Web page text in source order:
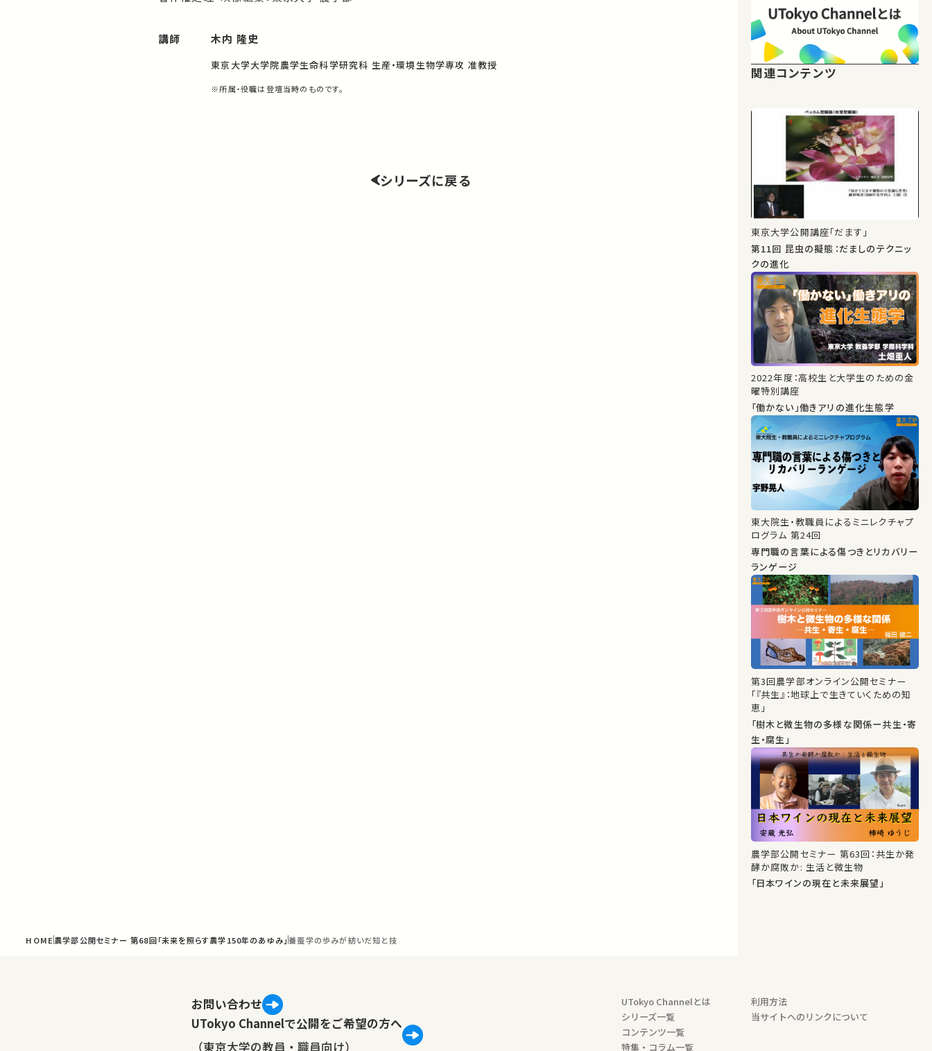
講師 木内 隆史
東京大学大学院農学生命科学研究科 生産・環境生物学専攻 准教授
※所属・役職は登壇当時のものです。
シリーズに戻る
HOME 農学部公開セミナー 第68回「未来を照らす農学150年のあゆみ」 養蚕学の歩みが紡いだ知と技
雄蚕飼育技術の開
発、農業害虫の制御
関連コンテンツ
東京大学公開講座「だます」
第11回 昆虫の擬態：だましのテクニッ
クの進化
2022年度：高校生と大学生のための金
曜特別講座
「働かない」働きアリの進化生態学
東大院生・教職員によるミニレクチャプ
ログラム 第24回
専門職の言葉による傷つきとリカバリー
ランゲージ
第3回農学部オンライン公開セミナー
「『共生』：地球上で生きていくための知
恵」
「樹木と微生物の多様な関係ー共生・寄
生・腐生」
農学部公開セミナー 第63回：共生か発
酵か腐敗か: 生活と微生物
「日本ワインの現在と未来展望」
お問い合わせ
UTokyo Channelで公開をご希望の方へ
（東京大学の教員・職員向け）
UTokyo Channelとは
シリーズ一覧
コンテンツ一覧
特集・コラム一覧
利用方法
当サイトへのリンクについて